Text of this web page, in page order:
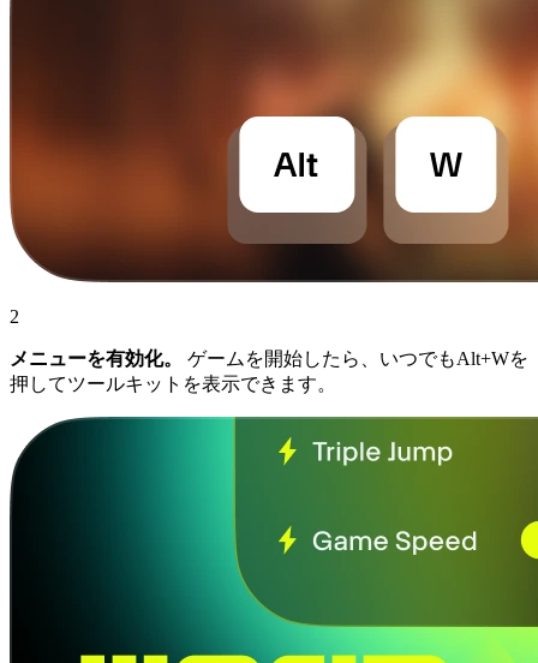
2
メニューを有効化。
ゲームを開始したら、いつでもAlt+Wを
押してツールキットを表示できます。